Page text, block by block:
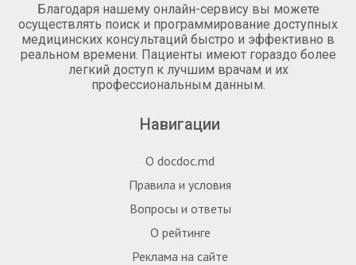
Благодаря нашему онлайн-сервису вы можете
осуществлять поиск и программирование доступных
медицинских консультаций быстро и эффективно в
реальном времени. Пациенты имеют гораздо более
легкий доступ к лучшим врачам и их
профессиональным данным.
Навигации
О docdoc.md
Правила и условия
Вопросы и ответы
О рейтинге
Реклама на сайте